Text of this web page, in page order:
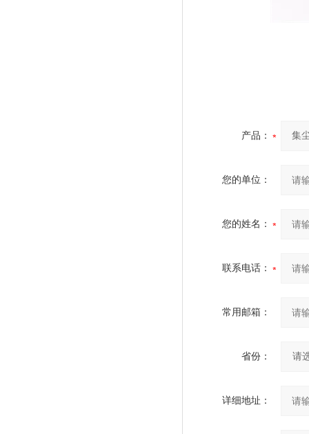
产品：
您的单位：
您的姓名：
联系电话：
常用邮箱：
省份：
详细地址：